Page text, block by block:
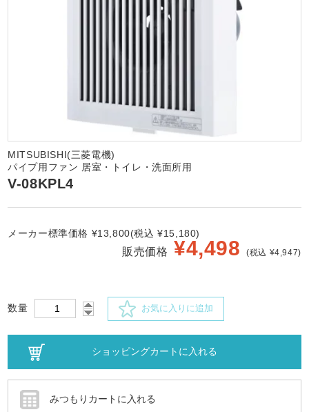
MITSUBISHI(三菱電機)
パイプ用ファン 居室・トイレ・洗面所用
V-08KPL4
メーカー標準価格 ¥13,800(税込 ¥15,180)
販売価格 ¥4,498 (税込 ¥4,947)
数量 お気に入りに追加